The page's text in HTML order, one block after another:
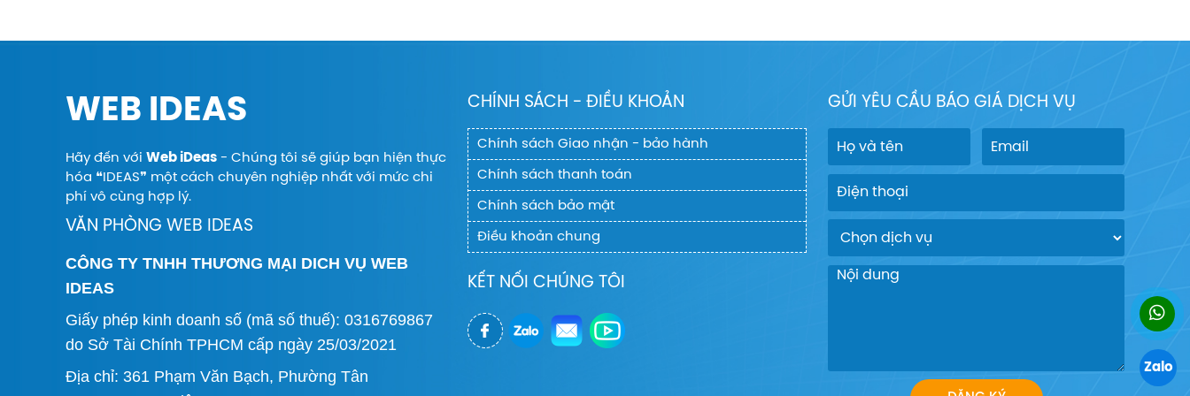
WEB IDEAS
Hãy đến với Web iDeas- Chúng tôi sẽ giúp bạn hiện thực
hóa ❝IDEAS❞ một cách chuyên nghiệp nhất với mức chi
phí vô cùng hợp lý.
VĂN PHÒNG WEB IDEAS
CÔNG TY TNHH THƯƠNG MẠI DICH VỤ WEB
IDEAS
Giấy phép kinh doanh số (mã số thuế): 0316769867
do Sở Tài Chính TPHCM cấp ngày 25/03/2021
Địa chỉ: 361 Phạm Văn Bạch, Phường Tân
CHÍNH SÁCH - ĐIỀU KHOẢN
Chính sách Giao nhận - bảo hành
Chính sách thanh toán
Chính sách bảo mật
Điều khoản chung
KẾT NỐI CHÚNG TÔI
GỬI YÊU CẦU BÁO GIÁ DỊCH VỤ
Zalo